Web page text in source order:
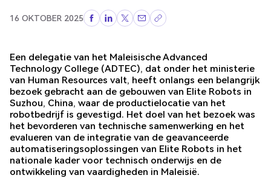
16 OKTOBER 2025
Een delegatie van het Maleisische Advanced
Technology College (ADTEC), dat onder het ministerie
van Human Resources valt, heeft onlangs een belangrijk
bezoek gebracht aan de gebouwen van Elite Robots in
Suzhou, China, waar de productielocatie van het
robotbedrijf is gevestigd. Het doel van het bezoek was
het bevorderen van technische samenwerking en het
evalueren van de integratie van de geavanceerde
automatiseringsoplossingen van Elite Robots in het
nationale kader voor technisch onderwijs en de
ontwikkeling van vaardigheden in Maleisië.